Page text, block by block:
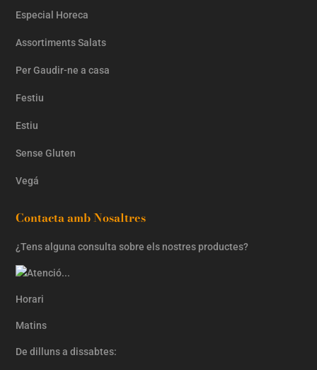
Especial Horeca
Assortiments Salats
Per Gaudir-ne a casa
Festiu
Estiu
Sense Gluten
Vegá
Contacta amb Nosaltres
¿Tens alguna consulta sobre els nostres productes?
Horari
Matins
De dilluns a dissabtes: